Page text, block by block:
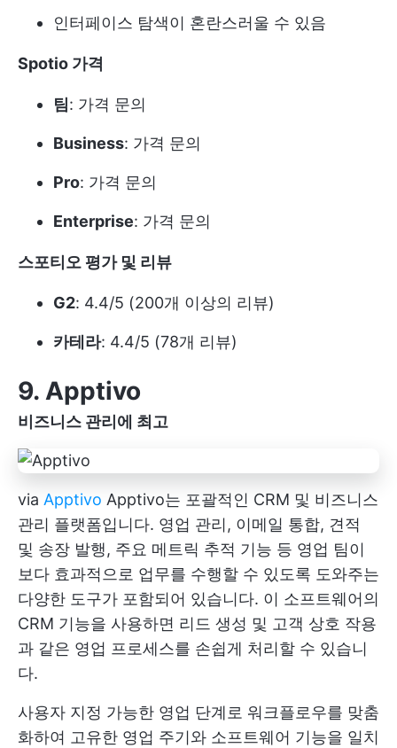
인터페이스 탐색이 혼란스러울 수 있음
Spotio 가격
팀: 가격 문의
Business: 가격 문의
Pro: 가격 문의
Enterprise: 가격 문의
스포티오 평가 및 리뷰
G2: 4.4/5 (200개 이상의 리뷰)
카테라: 4.4/5 (78개 리뷰)
9. Apptivo
비즈니스 관리에 최고
via Apptivo Apptivo는 포괄적인 CRM 및 비즈니스
관리 플랫폼입니다. 영업 관리, 이메일 통합, 견적
및 송장 발행, 주요 메트릭 추적 기능 등 영업 팀이
보다 효과적으로 업무를 수행할 수 있도록 도와주는
다양한 도구가 포함되어 있습니다. 이 소프트웨어의
CRM 기능을 사용하면 리드 생성 및 고객 상호 작용
과 같은 영업 프로세스를 손쉽게 처리할 수 있습니
다.
사용자 지정 가능한 영업 단계로 워크플로우를 맞춤
화하여 고유한 영업 주기와 소프트웨어 기능을 일치